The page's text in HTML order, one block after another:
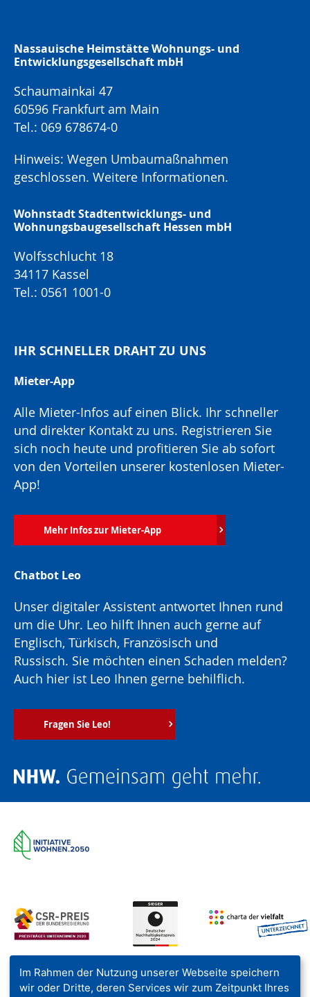
Nassauische Heimstätte Wohnungs- und
Entwicklungsgesellschaft mbH
Schaumainkai 47
60596 Frankfurt am Main
Tel.: 069 678674-0
Hinweis: Wegen Umbaumaßnahmen
geschlossen. Weitere Informationen.
Wohnstadt Stadtentwicklungs- und
Wohnungsbaugesellschaft Hessen mbH
Wolfsschlucht 18
34117 Kassel
Tel.: 0561 1001-0
IHR SCHNELLER DRAHT ZU UNS
Mieter-App
Alle Mieter-Infos auf einen Blick. Ihr schneller
und direkter Kontakt zu uns. Registrieren Sie
sich noch heute und profitieren Sie ab sofort
von den Vorteilen unserer kostenlosen Mieter-
App!
Mehr Infos zur Mieter-App
Chatbot Leo
Unser digitaler Assistent antwortet Ihnen rund
um die Uhr. Leo hilft Ihnen auch gerne auf
Englisch, Türkisch, Französisch und
Russisch. Sie möchten einen Schaden melden?
Auch hier ist Leo Ihnen gerne behilflich.
Fragen Sie Leo!
Im Rahmen der Nutzung unserer Webseite speichern
wir oder Dritte, deren Services wir zum Zeitpunkt Ihres